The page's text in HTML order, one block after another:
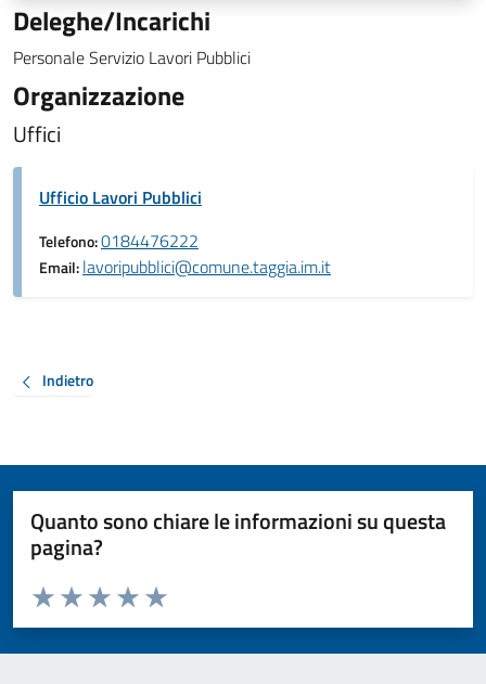
Deleghe/Incarichi
Personale Servizio Lavori Pubblici
Organizzazione
Uffici
Ufficio Lavori Pubblici
Telefono:0184476222
Email:lavoripubblici@comune.taggia.im.it
Indietro
Quanto sono chiare le informazioni su questa
pagina?
Valuta da 1 a 5 stelle la pagina
Valuta 5 stelle su 5
Valuta 4 stelle su 5
Valuta 3 stelle su 5
Valuta 2 stelle su 5
Valuta 1 stelle su 5